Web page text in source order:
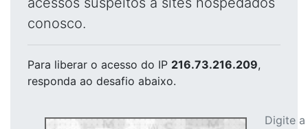
conosco.
Para liberar o acesso do IP 216.73.216.209,
responda ao desafio abaixo.
Digite